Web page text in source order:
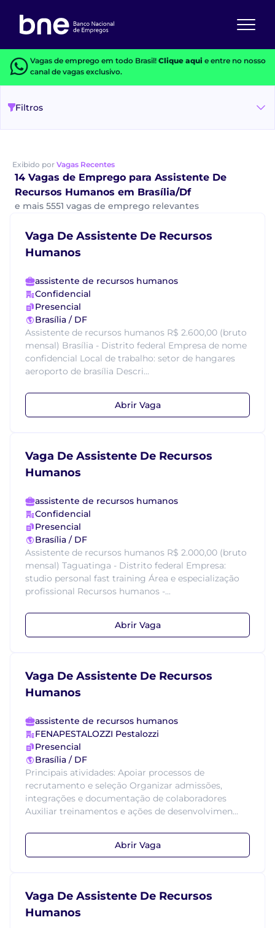
Vagas de emprego em todo Brasil! Clique aquie entre no nosso
canal de vagas exclusivo.
Filtros
Exibido por Vagas Recentes
14 Vagas de Emprego para Assistente De
Recursos Humanos em Brasília/Df
e mais 5551 vagas de emprego relevantes
Vaga De Assistente De Recursos
Humanos
assistente de recursos humanos
Confidencial
Presencial
Brasília / DF
Assistente de recursos humanos R$ 2.600,00 (bruto
mensal) Brasília - Distrito federal Empresa de nome
confidencial Local de trabalho: setor de hangares
aeroporto de brasília Descri...
Abrir Vaga
Vaga De Assistente De Recursos
Humanos
assistente de recursos humanos
Confidencial
Presencial
Brasília / DF
Assistente de recursos humanos R$ 2.000,00 (bruto
mensal) Taguatinga - Distrito federal Empresa:
studio personal fast training Área e especialização
profissional Recursos humanos -...
Abrir Vaga
Vaga De Assistente De Recursos
Humanos
assistente de recursos humanos
FENAPESTALOZZI Pestalozzi
Presencial
Brasília / DF
Principais atividades: Apoiar processos de
recrutamento e seleção Organizar admissões,
integrações e documentação de colaboradores
Auxiliar treinamentos e ações de desenvolvimen...
Abrir Vaga
Vaga De Assistente De Recursos
Humanos